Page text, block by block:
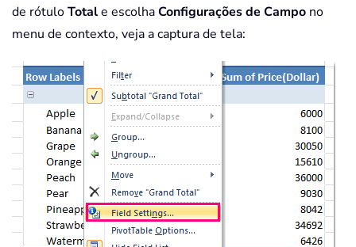
de rótuloTotale escolhaConfigurações de Campo no
menu de contexto, veja a captura de tela: